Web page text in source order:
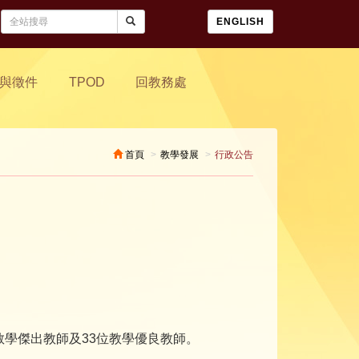
ENGLISH
徵件 TPOD 回教務處
首頁 教學發展 行政公告
傑出教師及33位教學優良教師。